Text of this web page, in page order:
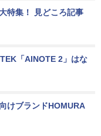
特集！ 見どころ記事
「AINOTE 2」はな
けブランドHOMURA